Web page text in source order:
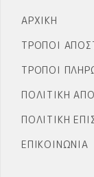
ΑΡΧΙΚΉ
ΤΡΌΠΟΙ
ΤΡΌΠΟΙ
ΠΟΛΙΤΙΚΉ
ΠΟΛΙΤΙΚΉ
ΕΠΙΚΟΙΝΩΝΊΑ